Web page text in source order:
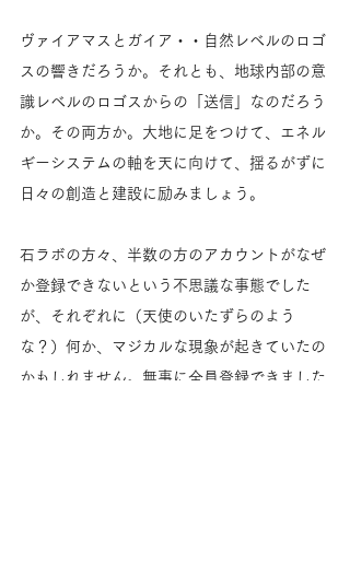
ヴァイアマスとガイア・・自然レベルのロゴ
スの響きだろうか。それとも、地球内部の意
識レベルのロゴスからの「送信」なのだろう
か。その両方か。大地に足をつけて、エネル
ギーシステムの軸を天に向けて、揺るがずに
日々の創造と建設に励みましょう。
石ラボの方々、半数の方のアカウントがなぜ
か登録できないという不思議な事態でした
が、それぞれに（天使のいたずらのよう
な？）何か、マジカルな現象が起きていたの
かもしれません。無事に全員登録できました